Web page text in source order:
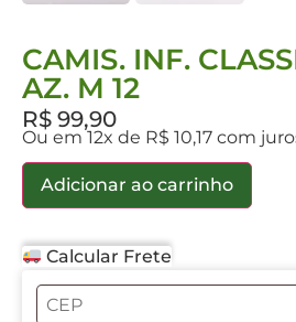
CAMIS. INF.
AZ. M 12
R$ 99,90
Ou em 12x de R$ 10,17 com
Adicionar ao carrinho
Calcular Frete